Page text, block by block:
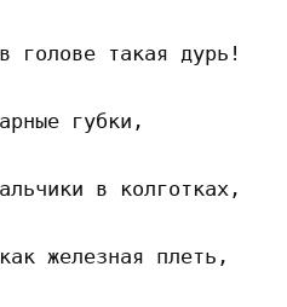
голове такая дурь!
губки,
в колготках,
железная плеть,